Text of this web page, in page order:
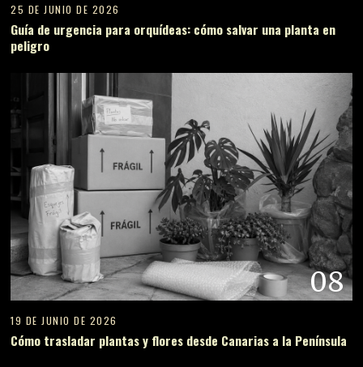
25 DE JUNIO DE 2026
Guía de urgencia para orquídeas: cómo salvar una planta en
peligro
08
19 DE JUNIO DE 2026
Cómo trasladar plantas y flores desde Canarias a la Península